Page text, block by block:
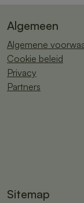
Algemeen
Algemene
Cookie beleid
Privacy
Partners
Sitemap